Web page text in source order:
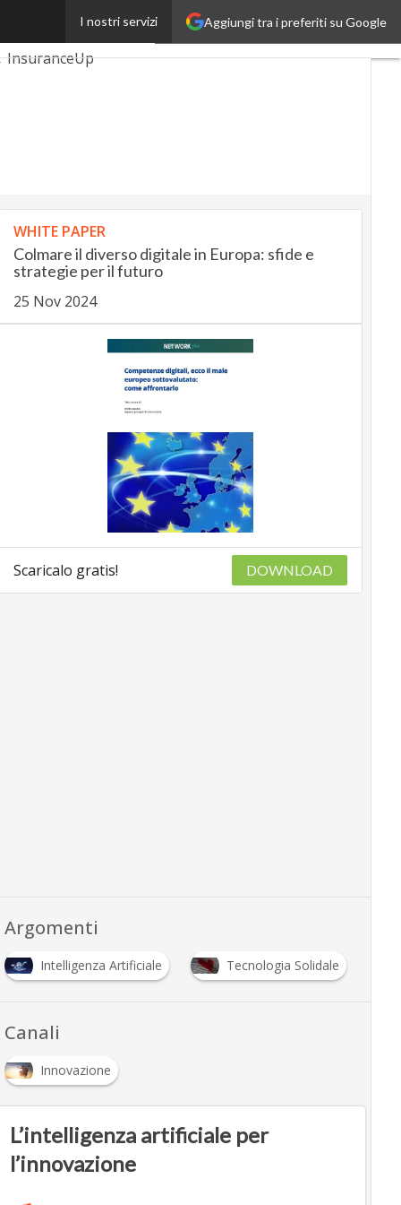
Aggiungi tra i preferiti su Google
I nostri servizi
AutomotiveUp
InsuranceUp
WHITE PAPER
Colmare il diverso digitale in Europa: sfide e
strategie per il futuro
25 Nov 2024
Scaricalo gratis! DOWNLOAD
Argomenti
Intelligenza Artificiale Tecnologia Solidale
Canali
Innovazione
L’intelligenza artificiale per
l’innovazione